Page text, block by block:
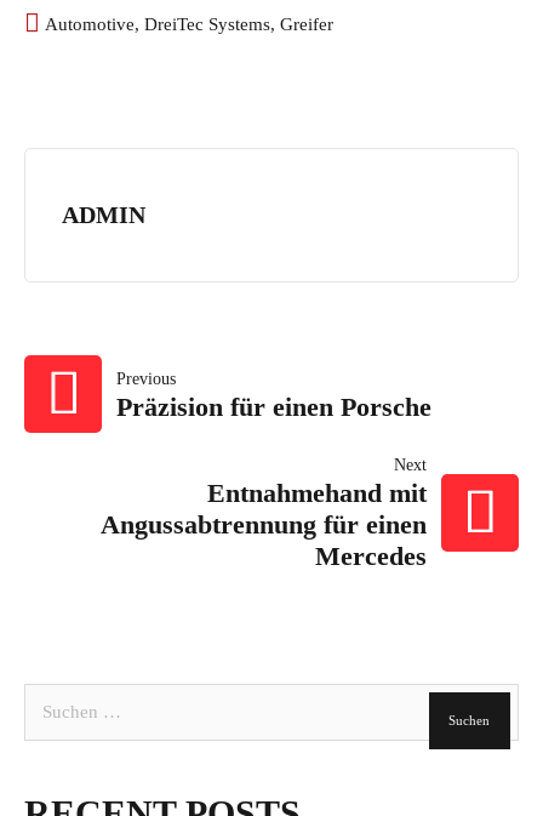
Automotive, DreiTec Systems, Greifer
ADMIN
Previous
Präzision für einen Porsche
Next
Entnahmehand mit
Angussabtrennung für einen
Mercedes
nach: